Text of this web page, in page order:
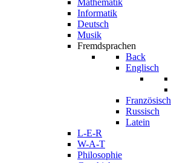
Informatik
Deutsch
Musik
Fremdsprachen
Back
Englisch
Französisch
Russisch
Latein
L-E-R
W-A-T
Philosophie